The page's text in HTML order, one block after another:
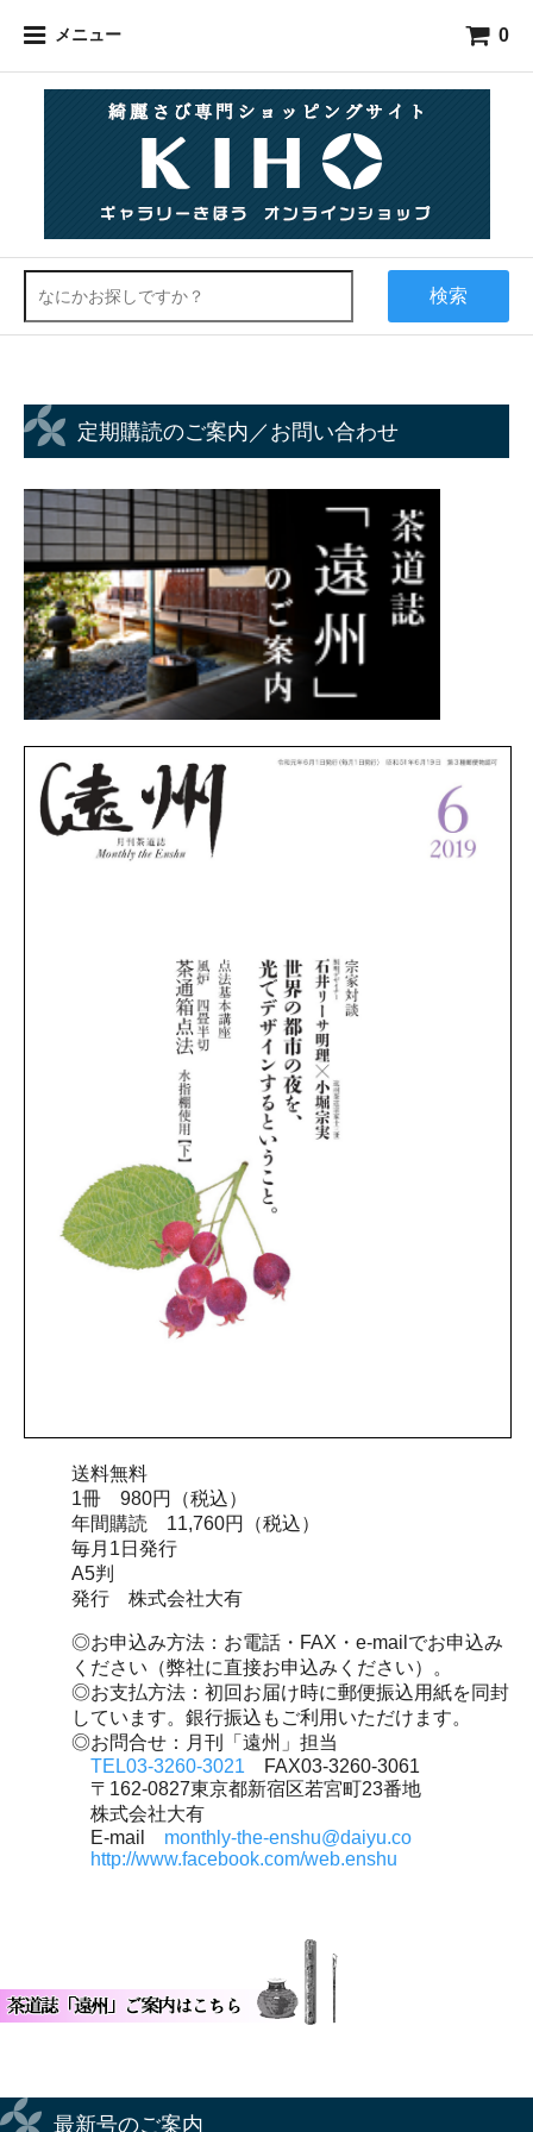
メニュー 0
検索
定期購読のご案内／お問い合わせ
送料無料
1冊 980円（税込）
年間購読 11,760円（税込）
毎月1日発行
A5判
発行 株式会社大有
◎お申込み方法 ：お電話・FAX・e-mailでお申込み
ください（弊社に直接お申込みください）。
◎お支払方法 ：初回お届け時に郵便振込用紙を同封
しています。銀行振込もご利用いただけます。
◎お問合せ ：月刊「遠州」担当
TEL03-3260-3021 FAX03-3260-3061
〒162-0827東京都新宿区若宮町23番地
株式会社大有
E-mail monthly-the-enshu@daiyu.co
http://www.facebook.com/web.enshu
最新号のご案内